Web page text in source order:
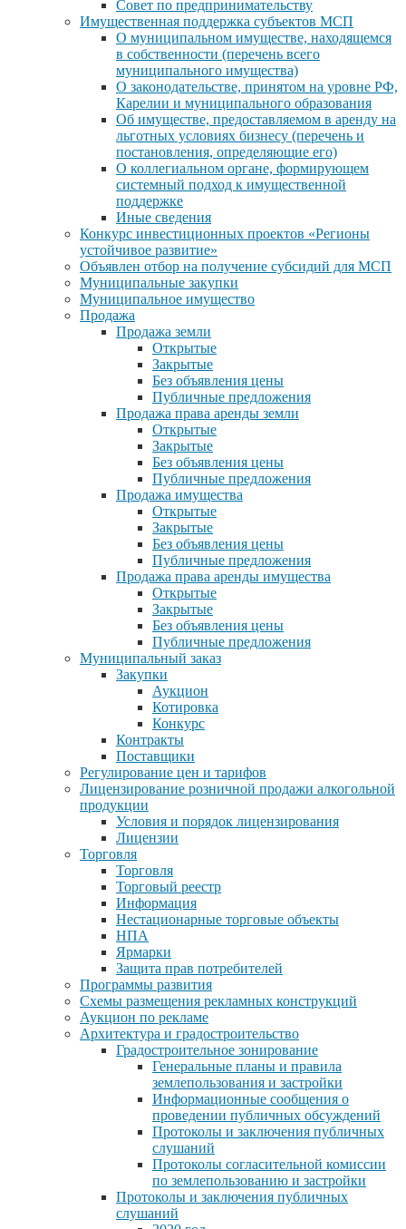
Совет по предпринимательству
Имущественная поддержка субъектов МСП
О муниципальном имуществе, находящемся
в собственности (перечень всего
муниципального имущества)
О законодательстве, принятом на уровне РФ,
Карелии и муниципального образования
Об имуществе, предоставляемом в аренду на
льготных условиях бизнесу (перечень и
постановления, определяющие его)
О коллегиальном органе, формирующем
системный подход к имущественной
поддержке
Иные сведения
Конкурс инвестиционных проектов «Регионы
устойчивое развитие»
Объявлен отбор на получение субсидий для МСП
Муниципальные закупки
Муниципальное имущество
Продажа
Продажа земли
Открытые
Закрытые
Без объявления цены
Публичные предложения
Продажа права аренды земли
Открытые
Закрытые
Без объявления цены
Публичные предложения
Продажа имущества
Открытые
Закрытые
Без объявления цены
Публичные предложения
Продажа права аренды имущества
Открытые
Закрытые
Без объявления цены
Публичные предложения
Муниципальный заказ
Закупки
Аукцион
Котировка
Конкурс
Контракты
Поставщики
Регулирование цен и тарифов
Лицензирование розничной продажи алкогольной
продукции
Условия и порядок лицензирования
Лицензии
Торговля
Торговля
Торговый реестр
Информация
Нестационарные торговые объекты
НПА
Ярмарки
Защита прав потребителей
Программы развития
Схемы размещения рекламных конструкций
Аукцион по рекламе
Архитектура и градостроительство
Градостроительное зонирование
Генеральные планы и правила
землепользования и застройки
Информационные сообщения о
проведении публичных обсуждений
Протоколы и заключения публичных
слушаний
Протоколы согласительной комиссии
по землепользованию и застройки
Протоколы и заключения публичных
слушаний